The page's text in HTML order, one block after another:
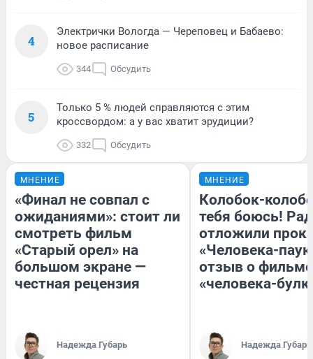
4
Электрички Вологда — Череповец и Бабаево:
новое расписание
344 Обсудить
5
Только 5 % людей справляются с этим
кроссвордом: а у вас хватит эрудиции?
332 Обсудить
МНЕНИЕ
«Финал не совпал с
ожиданиями»: стоит ли
смотреть фильм
«Старый орел» на
большом экране —
честная рецензия
Надежда Губарь
МНЕНИЕ
Колобок-
тебя боюсь!
отложили
«Человека-
отзыв о
«человека-
Надежда Губарь